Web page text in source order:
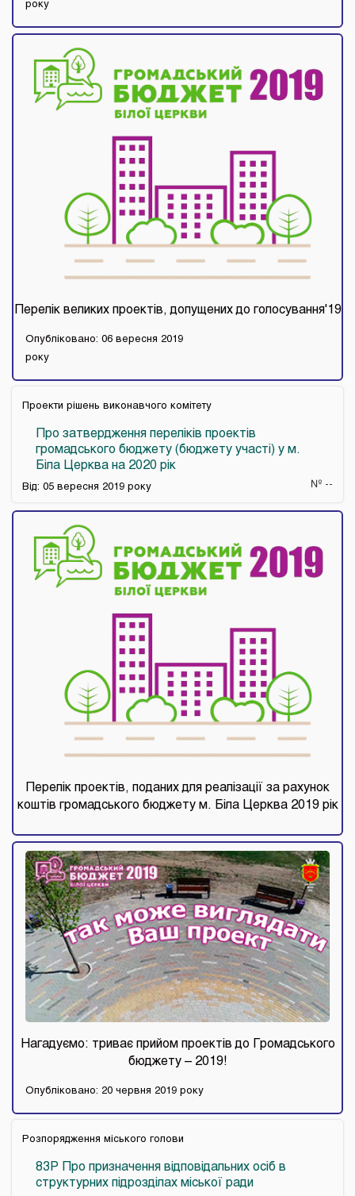
року
Перелік великих проектів, допущених до голосування'19
Опубліковано: 06 вересня 2019
року
Про затвердження переліків проектів
громадського бюджету (бюджету участі) у м.
Біла Церква на 2020 рік
Проекти рішень виконавчого комітету
№ --
Від: 05 вересня 2019 року
Перелік проектів, поданих для реалізації за рахунок
коштів громадського бюджету м. Біла Церква 2019 рік
Нагадуємо: триває прийом проектів до Громадського
бюджету – 2019!
Опубліковано: 20 червня 2019 року
83Р Про призначення відповідальних осіб в
структурних підрозділах міської ради
Розпорядження міського голови